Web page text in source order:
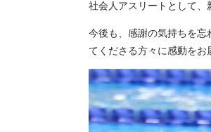
社会人アスリートとして、
今後も、感謝の気持ちを
てくださる方々に感動をお